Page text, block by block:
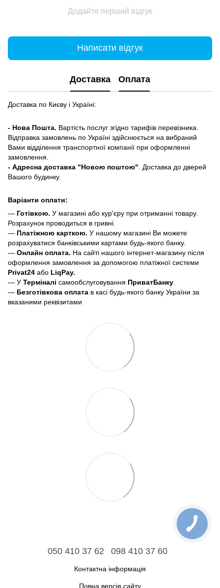
Додайте перший відгук
Написати відгук
Доставка Оплата
Доставка по Києву і Україні:
- Нова Пошта. Вартість послуг згідно тарифів перевізника.
Відправка замовлень по Україні здійснюється на вибраний
Вами відділення транспортної компанії при оформленні
замовлення.
- Адресна доставка "Новою поштою" . Доставка до дверей
Вашого будинку.
Варіанти оплати:
— Готівкою. У магазині або кур'єру при отриманні товару.
Розрахунок проводиться в гривні.
— Платіжною карткою. У нашому магазині Ви можете
розрахуватися банківськими картами будь-якого банку.
— Онлайн оплата. На сайті нашого інтернет-магазину після
оформлення замовлення за допомогою платіжної системи
Privat24 або LiqPay.
— У Терміналі самообслуговування ПриватБанку
— Безготівкова оплата в касі будь-якого банку України за
вказаними реквізитами
050 410 37 62 098 410 37 60
Контактна інформація
Повна версія сайту